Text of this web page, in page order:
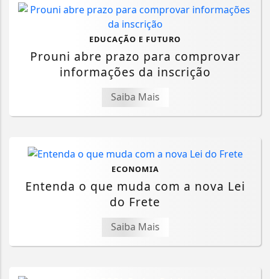
EDUCAÇÃO E FUTURO
Prouni abre prazo para comprovar
informações da inscrição
Saiba Mais
ECONOMIA
Entenda o que muda com a nova Lei
do Frete
Saiba Mais